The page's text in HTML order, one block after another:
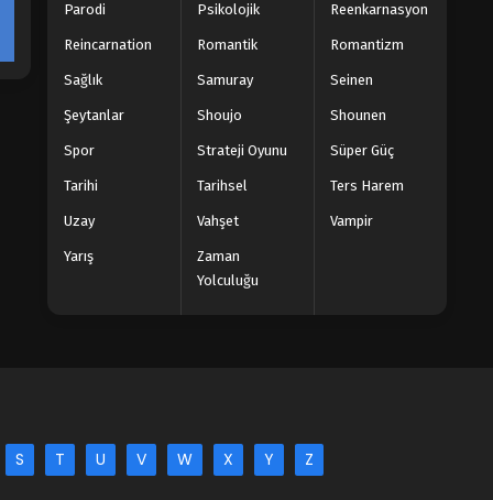
Parodi Psikolojik Reenkarnasyon
Reincarnation Romantik Romantizm
Sağlık Samuray Seinen
Şeytanlar Shoujo Shounen
Spor Strateji Oyunu Süper Güç
Tarihi Tarihsel Ters Harem
Uzay Vahşet Vampir
Yarış
Zaman
Yolculuğu
S T U V W X Y Z